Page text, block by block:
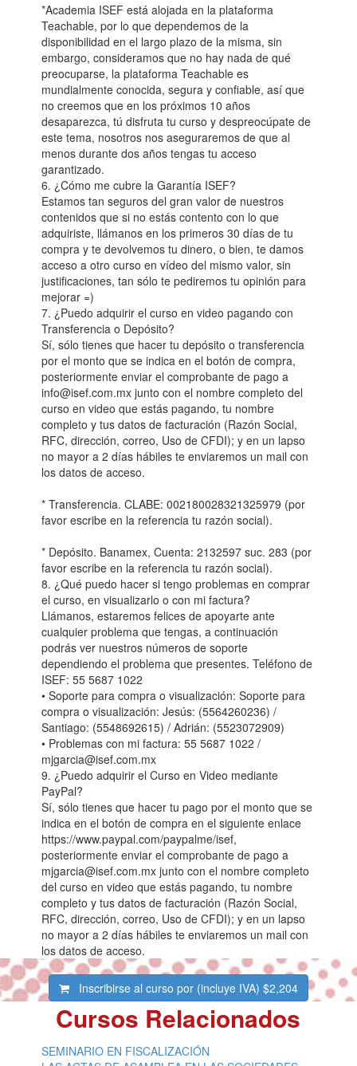
*Academia ISEF está alojada en la plataforma
Teachable, por lo que dependemos de la
disponibilidad en el largo plazo de la misma, sin
embargo, consideramos que no hay nada de qué
preocuparse, la plataforma Teachable es
mundialmente conocida, segura y confiable, así que
no creemos que en los próximos 10 años
desaparezca, tú disfruta tu curso y despreocúpate de
este tema, nosotros nos aseguraremos de que al
menos durante dos años tengas tu acceso
garantizado.
6. ¿Cómo me cubre la Garantía ISEF?
Estamos tan seguros del gran valor de nuestros
contenidos que si no estás contento con lo que
adquiriste, llámanos en los primeros 30 días de tu
compra y te devolvemos tu dinero, o bien, te damos
acceso a otro curso en vídeo del mismo valor, sin
justificaciones, tan sólo te pediremos tu opinión para
mejorar =)
7. ¿Puedo adquirir el curso en video pagando con
Transferencia o Depósito?
Sí, sólo tienes que hacer tu depósito o transferencia
por el monto que se indica en el botón de compra,
posteriormente enviar el comprobante de pago a
info@isef.com.mx junto con el nombre completo del
curso en video que estás pagando, tu nombre
completo y tus datos de facturación (Razón Social,
RFC, dirección, correo, Uso de CFDI); y en un lapso
no mayor a 2 días hábiles te enviaremos un mail con
los datos de acceso.
* Transferencia. CLABE: 002180028321325979 (por
favor escribe en la referencia tu razón social).
* Depósito. Banamex, Cuenta: 2132597 suc. 283 (por
favor escribe en la referencia tu razón social).
8. ¿Qué puedo hacer si tengo problemas en comprar
el curso, en visualizarlo o con mi factura?
Llámanos, estaremos felices de apoyarte ante
cualquier problema que tengas, a continuación
podrás ver nuestros números de soporte
dependiendo el problema que presentes. Teléfono de
ISEF: 55 5687 1022
• Soporte para compra o visualización: Soporte para
compra o visualización: Jesús: (5564260236) /
Santiago: (5548692615) / Adrián: (5523072909)
• Problemas con mi factura: 55 5687 1022 /
mjgarcia@isef.com.mx
9. ¿Puedo adquirir el Curso en Video mediante
PayPal?
Sí, sólo tienes que hacer tu pago por el monto que se
indica en el botón de compra en el siguiente enlace
https://www.paypal.com/paypalme/isef,
posteriormente enviar el comprobante de pago a
mjgarcia@isef.com.mx junto con el nombre completo
del curso en video que estás pagando, tu nombre
completo y tus datos de facturación (Razón Social,
RFC, dirección, correo, Uso de CFDI); y en un lapso
no mayor a 2 días hábiles te enviaremos un mail con
los datos de acceso.
Inscribirse al curso por (incluye IVA) $2,204
Cursos Relacionados
SEMINARIO EN FISCALIZACIÓN